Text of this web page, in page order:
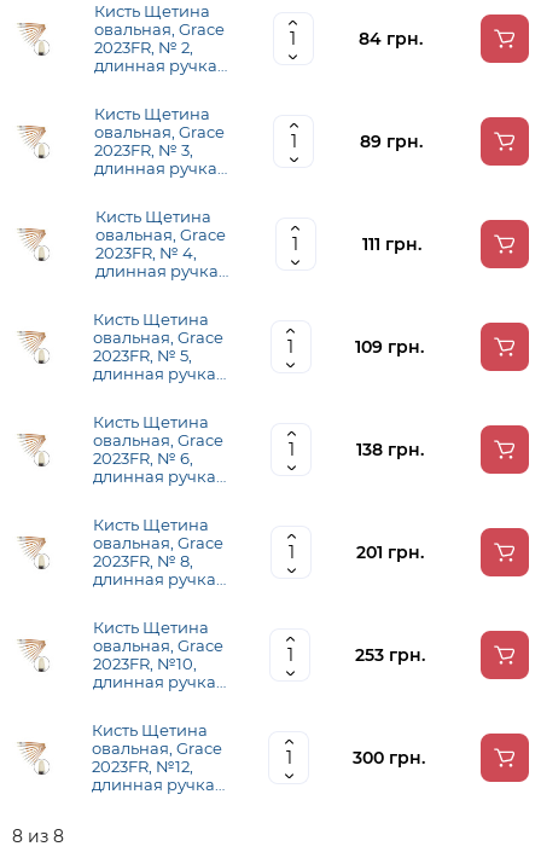
Кисть Щетина
овальная, Grace
2023FR, № 2,
длинная ручка
84 грн.
Кисть Щетина
овальная, Grace
2023FR, № 3,
длинная ручка
89 грн.
Кисть Щетина
овальная, Grace
2023FR, № 4,
длинная ручка
111 грн.
Кисть Щетина
овальная, Grace
2023FR, № 5,
длинная ручка
109 грн.
Кисть Щетина
овальная, Grace
2023FR, № 6,
длинная ручка
138 грн.
Кисть Щетина
овальная, Grace
2023FR, № 8,
длинная ручка
201 грн.
Кисть Щетина
овальная, Grace
2023FR, №10,
длинная ручка
253 грн.
Кисть Щетина
овальная, Grace
2023FR, №12,
длинная ручка
300 грн.
8 из 8